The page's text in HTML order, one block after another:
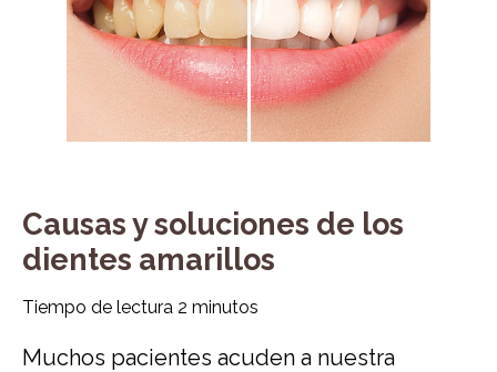
Causas y soluciones de los
dientes amarillos
Tiempo de lectura 2 minutos
Muchos pacientes acuden a nuestra